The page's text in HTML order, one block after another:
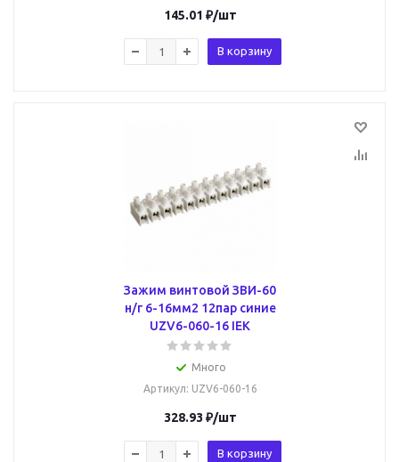
145.01 ₽/шт
В корзину
Зажим винтовой ЗВИ-60
н/г 6-16мм2 12пар синие
UZV6-060-16 IEK
Много
Артикул: UZV6-060-16
328.93 ₽/шт
В корзину